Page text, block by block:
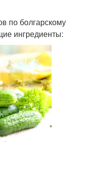
по болгарскому
ингредиенты: